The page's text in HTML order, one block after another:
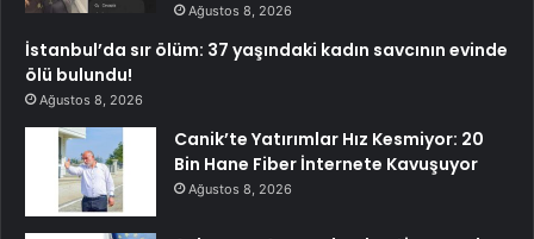
Ağustos 8, 2026
İstanbul’da sır ölüm: 37 yaşındaki kadın savcının evinde
ölü bulundu!
Ağustos 8, 2026
Canik’te Yatırımlar Hız Kesmiyor: 20
Bin Hane Fiber İnternete Kavuşuyor
Ağustos 8, 2026